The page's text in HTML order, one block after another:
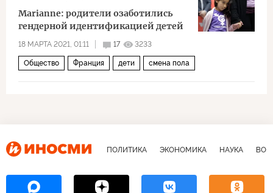
Marianne: родители озаботились
гендерной идентификацией детей
18 МАРТА 2021, 01:11 17 3233
Общество Франция дети смена пола
ПОЛИТИКА ЭКОНОМИКА НАУКА